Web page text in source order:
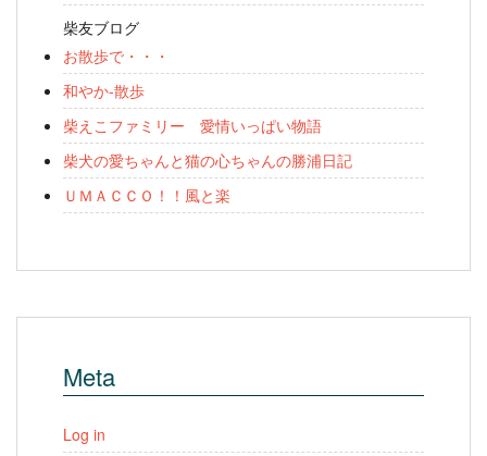
柴友ブログ
お散歩で・・・
和やか-散歩
柴えこファミリー 愛情いっぱい物語
柴犬の愛ちゃんと猫の心ちゃんの勝浦日記
ＵＭＡＣＣＯ！！風と楽
Meta
Log in